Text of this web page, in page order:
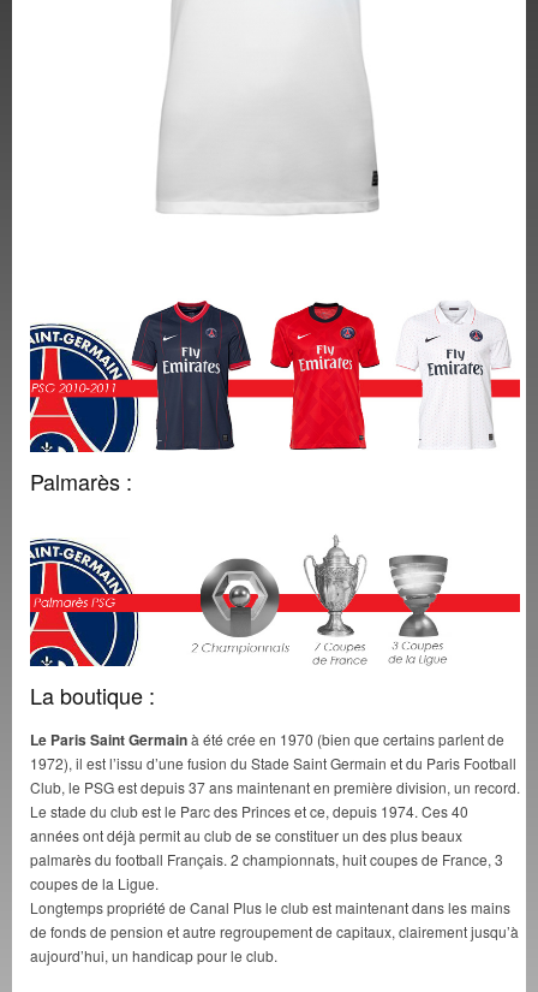
Palmarès :
La boutique :
Le Paris Saint Germainà été crée en 1970 (bien que certains parlent de
1972), il est l’issu d’une fusion du Stade Saint Germain et du Paris Football
Club, le PSG est depuis 37 ans maintenant en première division, un record.
Le stade du club est le Parc des Princes et ce, depuis 1974. Ces 40
années ont déjà permit au club de se constituer un des plus beaux
palmarès du football Français. 2 championnats, huit coupes de France, 3
coupes de la Ligue.
Longtemps propriété de Canal Plus le club est maintenant dans les mains
de fonds de pension et autre regroupement de capitaux, clairement jusqu’à
aujourd’hui, un handicap pour le club.